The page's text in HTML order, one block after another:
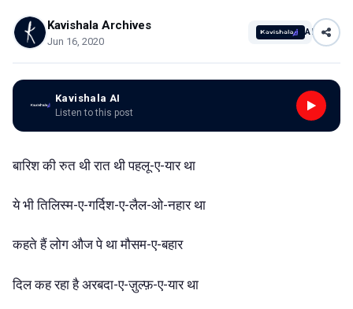
Kavishala Archives
Jun 16, 2020
AI
Kavishala AI
Listen to this post
बारिशकीरुत थीरात थीपहलू-ए-यारथा
येभीतिलिस्म-ए-गर्दिश-ए-लैल-ओ-नहारथा
कहतेहैंलोग औजपेथामौसम-ए-बहार
दिलकहरहाहैअरबदा-ए-ज़ुल्फ़-ए-यारथा